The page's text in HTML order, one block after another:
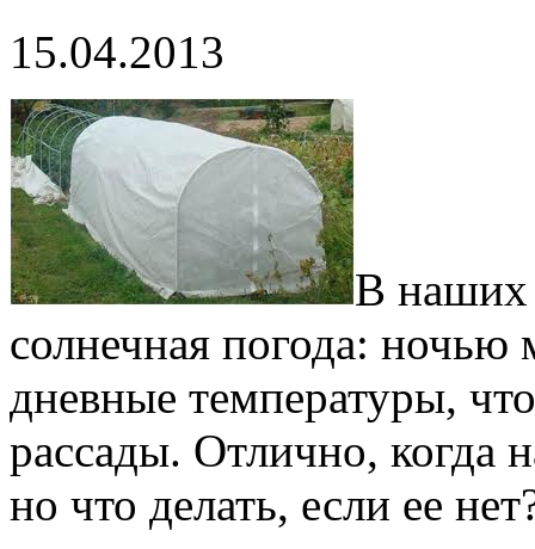
15.04.2013
В наших
солнечная погода: ночью
дневные температуры,
рассады. Отлично, когда
но что делать, если ее